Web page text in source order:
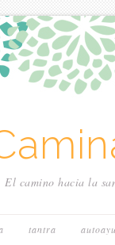
El camino hacia la
tantra